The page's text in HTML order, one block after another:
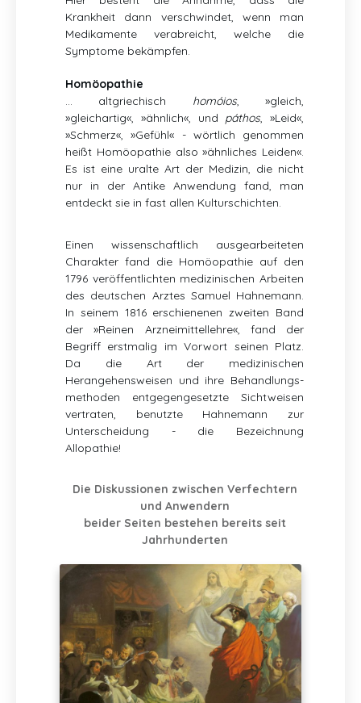
Krankheit dann verschwindet, wenn man
Medikamente verabreicht, welche die
Symptome bekämpfen.
Homöopathie
… altgriechisch homóios, »gleich‚
»gleichartig«, »ähnlich«, und páthos, »Leid«,
»Schmerz«, »Gefühl« - wörtlich genommen
heißt Homöopathie also »ähnliches Leiden«.
Es ist eine uralte Art der Medizin, die nicht
nur in der Antike Anwendung fand, man
entdeckt sie in fast allen Kulturschichten.
Einen wissenschaftlich ausgearbeiteten
Charakter fand die Homöopathie auf den
1796 veröffentlichten medizinischen Arbeiten
des deutschen Arztes Samuel Hahnemann.
In seinem 1816 erschienenen zweiten Band
der »Reinen Arzneimittellehre«, fand der
Begriff erstmalig im Vorwort seinen Platz.
Da die Art der medizinischen
Herangehensweisen und ihre Behandlungs-
methoden entgegengesetzte Sichtweisen
vertraten, benutzte Hahnemann zur
Unterscheidung - die Bezeichnung
Allopathie!
Die Diskussionen zwischen Verfechtern
und Anwendern
beider Seiten bestehen bereits seit
Jahrhunderten